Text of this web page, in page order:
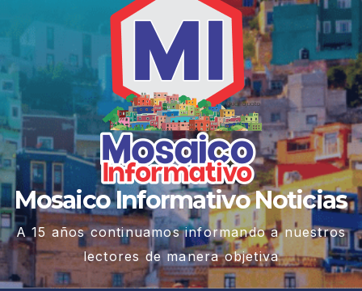
Mosaico Informativo Noticias
A 15 años continuamos informando a nuestros
lectores de manera objetiva